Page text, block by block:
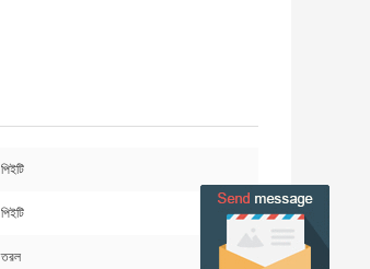
পিইটি
পিইটি
তরল